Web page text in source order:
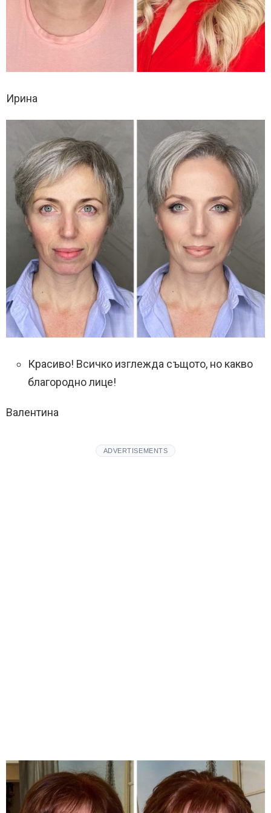
Ирина
Красиво! Всичко изглежда същото, но какво
благородно лице!
Валентина
ADVERTISEMENTS